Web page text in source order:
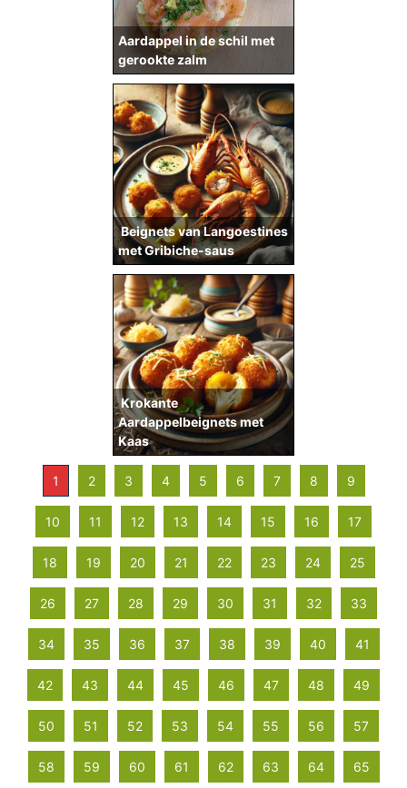
Beignets van Langoestines
met Gribiche-saus
Krokante
Aardappelbeignets met
Kaas
Aardappel in de schil met
gerookte zalm
1 2 3 4 5 6 7 8 9
10 11 12 13 14 15 16 17
18 19 20 21 22 23 24 25
26 27 28 29 30 31 32 33
34 35 36 37 38 39 40 41
42 43 44 45 46 47 48 49
50 51 52 53 54 55 56 57
58 59 60 61 62 63 64 65